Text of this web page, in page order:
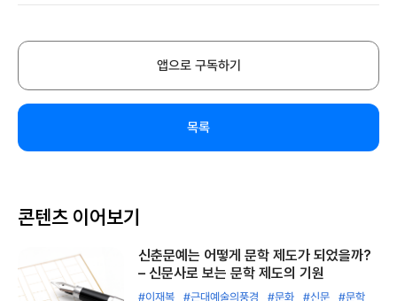
앱으로 구독하기
목록
콘텐츠 이어보기
신춘문예는 어떻게 문학 제도가 되었을까?
– 신문사로 보는 문학 제도의 기원
#이재복 #근대예술의풍경 #문화 #신문 #문학